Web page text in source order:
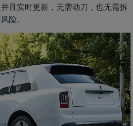
且实时更新，无需动刀，也无需拆
险。